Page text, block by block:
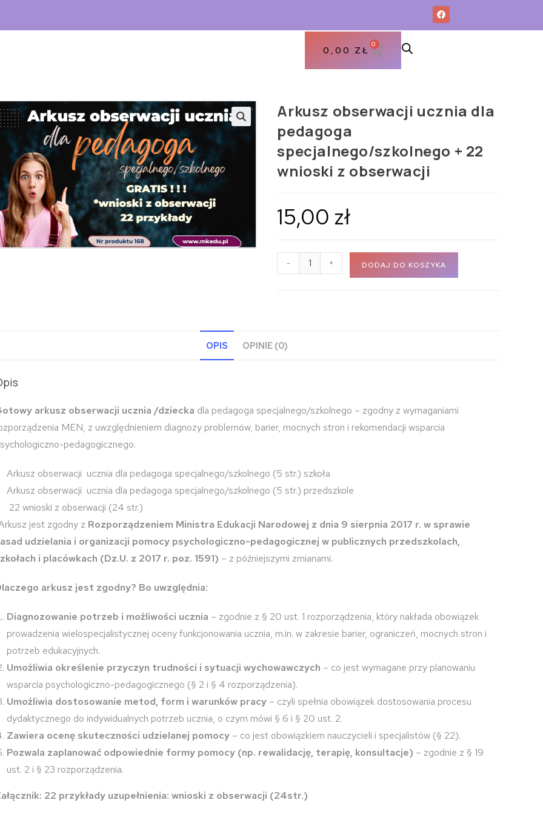
0,00 ZŁ
0
Arkusz obserwacji ucznia dla
pedagoga
specjalnego/szkolnego + 22
wnioski z obserwacji
15,00 zł
- + DODAJ DO KOSZYKA
OPIS OPINIE (0)
arkusz obserwacji ucznia /dziecka dla pedagoga specjalnego/szkolnego – zgodny z wymaganiami
MEN, z uwzględnieniem diagnozy problemów, barier, mocnych stron i rekomendacji wsparcia
pedagogicznego.
Arkusz obserwacji ucznia dla pedagoga specjalnego/szkolnego (5 str.) szkoła
Arkusz obserwacji ucznia dla pedagoga specjalnego/szkolnego (5 str.) przedszkole
22 wnioski z obserwacji (24 str.)
jest zgodny z Rozporządzeniem Ministra Edukacji Narodowej z dnia 9 sierpnia 2017 r. w sprawie
udzielania i organizacji pomocy psychologiczno-pedagogicznej w publicznych przedszkolach,
i placówkach (Dz.U. z 2017 r. poz. 1591) – z późniejszymi zmianami.
arkusz jest zgodny? Bo uwzględnia:
Diagnozowanie potrzeb i możliwości ucznia – zgodnie z § 20 ust. 1 rozporządzenia, który nakłada obowiązek
prowadzenia wielospecjalistycznej oceny funkcjonowania ucznia, m.in. w zakresie barier, ograniczeń, mocnych stron i
potrzeb edukacyjnych.
Umożliwia określenie przyczyn trudności i sytuacji wychowawczych – co jest wymagane przy planowaniu
wsparcia psychologiczno-pedagogicznego (§ 2 i § 4 rozporządzenia).
Umożliwia dostosowanie metod, form i warunków pracy – czyli spełnia obowiązek dostosowania procesu
dydaktycznego do indywidualnych potrzeb ucznia, o czym mówi § 6 i § 20 ust. 2.
Zawiera ocenę skuteczności udzielanej pomocy – co jest obowiązkiem nauczycieli i specjalistów (§ 22).
Pozwala zaplanować odpowiednie formy pomocy (np. rewalidację, terapię, konsultacje) – zgodnie z § 19
ust. 2 i § 23 rozporządzenia.
22 przykłady uzupełnienia: wnioski z obserwacji (24str.)